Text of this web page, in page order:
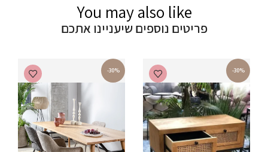
You may also like
פריטים נוספים שיעניינו אתכם
-30%
-30%